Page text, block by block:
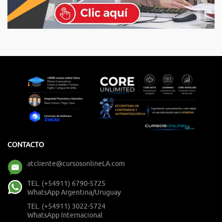
CONTACTO
atcliente@cursosonlineLA.com
TEL. (+54911) 6790-5725
WhatsApp Argentina/Uruguay
TEL. (+54911) 3022-5724
WhatsApp Internacional